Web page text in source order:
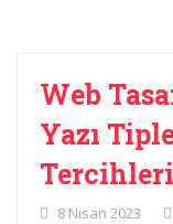
Web
Yazı
Tercihleri
8 Nisan 2023